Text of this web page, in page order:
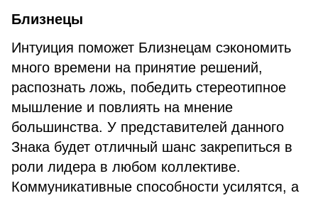
Близнецы
Интуиция поможет Близнецам сэкономить
много времени на принятие решений,
распознать ложь, победить стереотипное
мышление и повлиять на мнение
большинства. У представителей данного
Знака будет отличный шанс закрепиться в
роли лидера в любом коллективе.
Коммуникативные способности усилятся, а